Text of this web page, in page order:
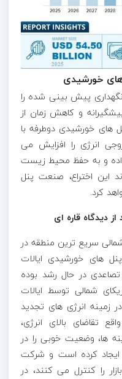
های خورشیدی
پیش‌ بینی ‌شده را
و کاهش زمان از
های خورشیدی دوطرفه با
انرژی را افزایش می
و به حفظ محیط زیست
این اختراع، صنعت پنل‌
کرد.
دیدگاه قاره ای
سریع ‌ترین منطقه در
های خورشیدی ایالات
در حال رشد بوده
شمالی توسط ایالات
زمینه انرژی‌ های تجدید
تقاضای بالای انرژی،
ها، وضعیت خوبی را در
کرده است و شرکت‌
را کنترل می‌ کنند، در